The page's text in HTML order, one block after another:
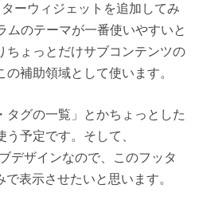
ーウィジェットを追加してみ
ムのテーマが一番使いやすいと
ちょっとだけサブコンテンツの
補助領域として使います。
タグの一覧」とかちょっとした
予定です。そして、
デザインなので、このフッタ
表示させたいと思います。